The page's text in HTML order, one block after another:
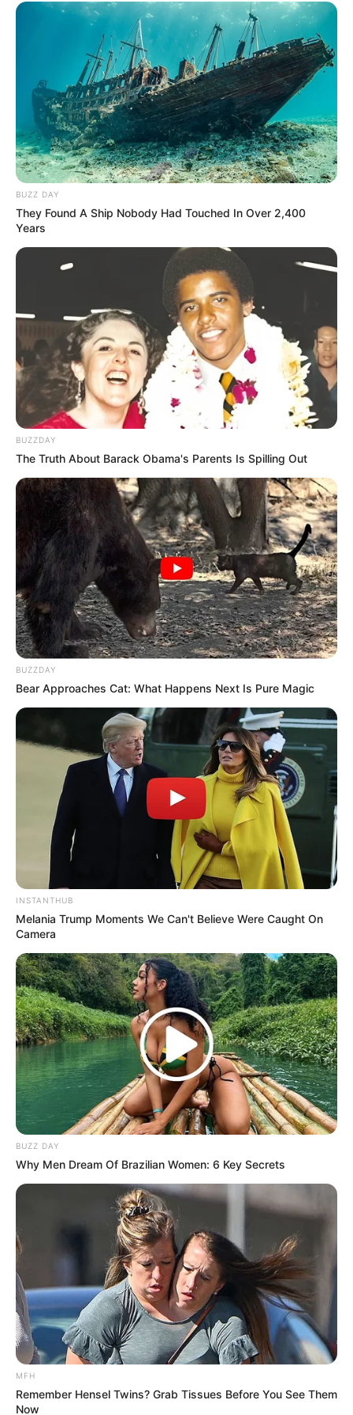
Serem! 9 Chat Ojek Online &
Pelanggan Ini Bikin Auto
Merinding
Bikin Ngakak, 10 Potret
Cosplay Murah Pakai Bahan
Seadanya
Anti Mainstream, 10 Cara
Membawa Barang Belanjaan
Versi Warga Thailand
Langka Banget! 10 Pose Lucu
Katak yang Bikin Ketawa
Gemes
Ambyar! 10 Kalimat Baper
Pakai Bahasa Jawa Ini Bikin
Galau Abis
BUZZ DAY
They Found A Ship Nobody Had Touched In Over 2,400
Years
BUZZDAY
The Truth About Barack Obama's Parents Is Spilling Out
BUZZDAY
Bear Approaches Cat: What Happens Next Is Pure Magic
INSTANTHUB
Melania Trump Moments We Can't Believe Were Caught On
Camera
BUZZ DAY
Why Men Dream Of Brazilian Women: 6 Key Secrets
MFH
Remember Hensel Twins? Grab Tissues Before You See Them
Now